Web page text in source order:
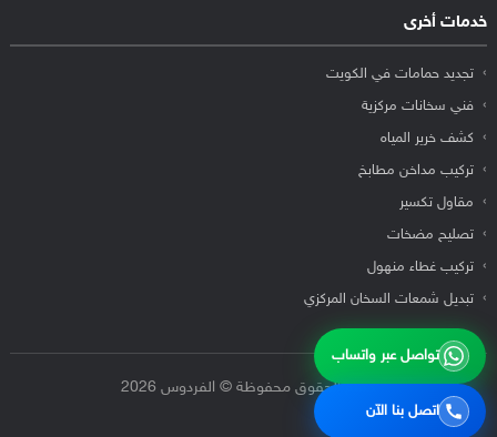
خدمات أخرى
تجديد حمامات في الكويت
فني سخانات مركزية
كشف خرير المياه
تركيب مداخن مطابخ
مقاول تكسير
تصليح مضخات
تركيب غطاء منهول
تبديل شمعات السخان المركزي
جميع الحقوق محفوظة © الفردوس 2026
تواصل عبر واتساب
اتصل بنا الآن